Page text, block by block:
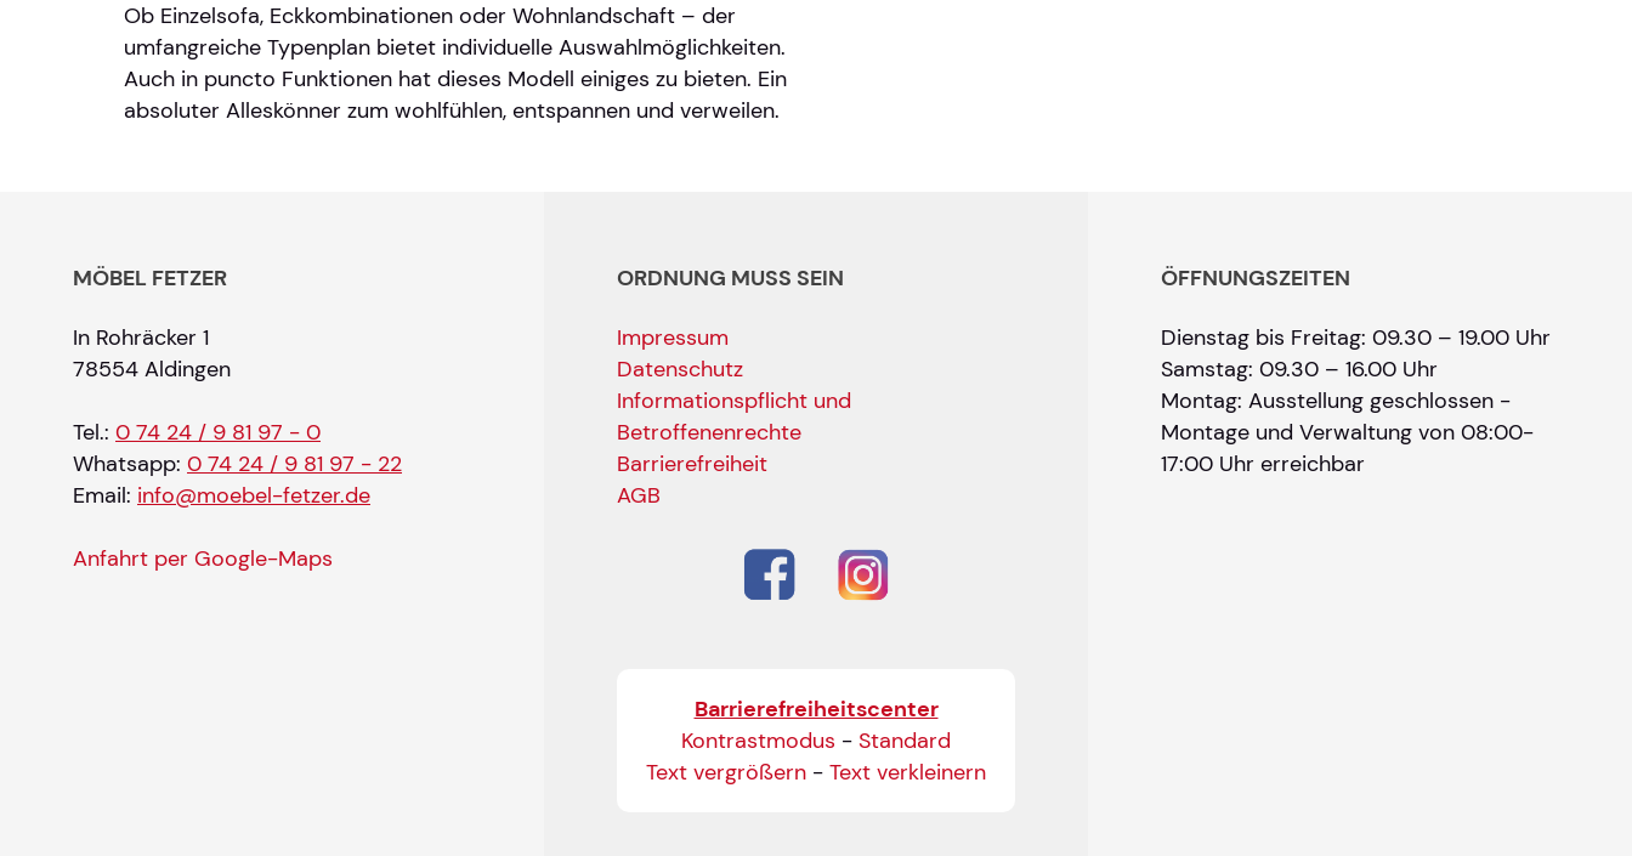
Ob Einzelsofa, Eckkombinationen oder Wohnlandschaft – der
umfangreiche Typenplan bietet individuelle Auswahlmöglichkeiten.
Auch in puncto Funktionen hat dieses Modell einiges zu bieten. Ein
absoluter Alleskönner zum wohlfühlen, entspannen und verweilen.
MÖBEL FETZER
In Rohräcker 1
78554 Aldingen
Tel.: 0 74 24 / 9 81 97 - 0
Whatsapp: 0 74 24 / 9 81 97 - 22
Email: info@moebel-fetzer.de
Anfahrt per Google-Maps
ORDNUNG MUSS SEIN
Impressum
Datenschutz
Informationspflicht und
Betroffenenrechte
Barrierefreiheit
AGB
Barrierefreiheitscenter
Kontrastmodus - Standard
Text vergrößern - Text verkleinern
ÖFFNUNGSZEITEN
Dienstag bis Freitag: 09.30 – 19.00 Uhr
Samstag: 09.30 – 16.00 Uhr
Montag: Ausstellung geschlossen -
Montage und Verwaltung von 08:00-
17:00 Uhr erreichbar